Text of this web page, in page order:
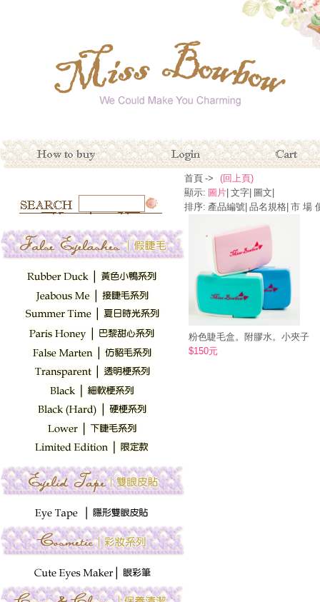
首頁 ->
(回上頁)
顯示: 圖片 文字 圖文
排序: 產品編號 品名規格 市 場
粉色睫毛盒。附膠水。小夾子
$150元